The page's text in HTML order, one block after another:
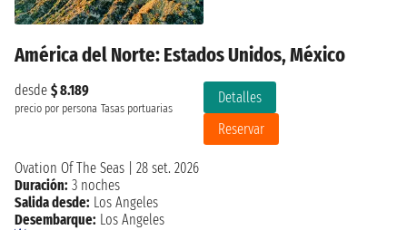
América del Norte: Estados Unidos, México
desde $ 8.189
precio por persona Tasas portuarias
Detalles
Reservar
Ovation Of The Seas
28 set. 2026
Duración: 3 noches
Salida desde: Los Angeles
Desembarque: Los Angeles